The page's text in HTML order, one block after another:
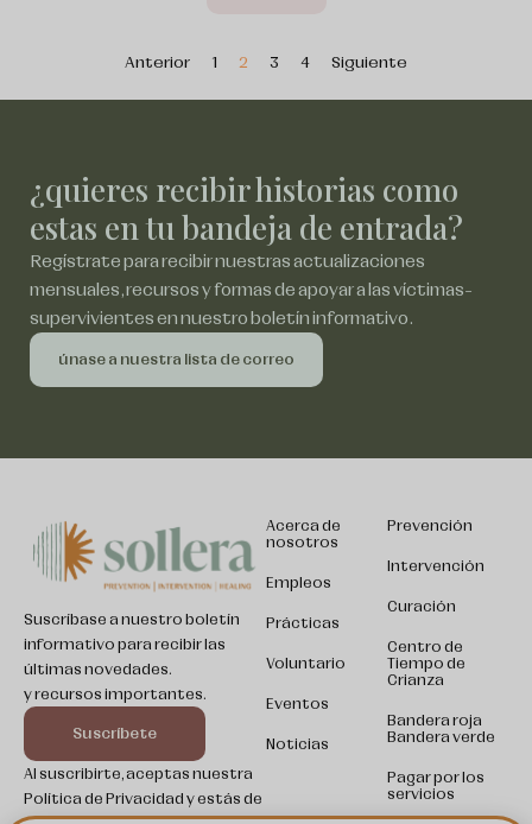
Anterior 1 2 3 4 Siguiente
¿quieres recibir historias como
estas en tu bandeja de entrada?
Regístrate para recibir nuestras actualizaciones
mensuales, recursos y formas de apoyar a las víctimas-
supervivientes en nuestro boletín informativo.
únase a nuestra lista de correo
Acerca de
nosotros
Empleos
Prácticas
Voluntario
Eventos
Noticias
Prevención
Intervención
Curación
Centro de
Tiempo de
Crianza
Bandera roja
Bandera verde
Pagar por los
servicios
Suscríbase a nuestro boletín
informativo para recibir las
últimas novedades.
y recursos importantes.
Suscríbete
Al suscribirte, aceptas nuestra
Política de Privacidad y estás de
Swahili
Kinyarwanda
Somali